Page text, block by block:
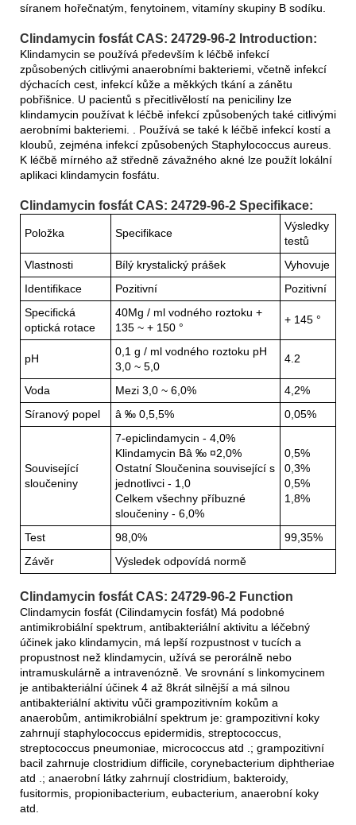
síranem hořečnatým, fenytoinem, vitamíny skupiny B sodíku.
Clindamycin fosfát CAS: 24729-96-2 Introduction:
Klindamycin se používá především k léčbě infekcí
způsobených citlivými anaerobními bakteriemi, včetně infekcí
dýchacích cest, infekcí kůže a měkkých tkání a zánětu
pobřišnice. U pacientů s přecitlivělostí na peniciliny lze
klindamycin používat k léčbě infekcí způsobených také citlivými
aerobními bakteriemi. . Používá se také k léčbě infekcí kostí a
kloubů, zejména infekcí způsobených Staphylococcus aureus.
K léčbě mírného až středně závažného akné lze použít lokální
aplikaci klindamycin fosfátu.
Clindamycin fosfát CAS: 24729-96-2 Specifikace:
Položka Specifikace
Výsledky
testů
Vlastnosti
Bílý krystalický prášek
Vyhovuje
Identifikace
Pozitivní
Pozitivní
Specifická
optická rotace
40Mg / ml vodného roztoku +
135 ~ + 150 °
+ 145 °
pH
0,1 g / ml vodného roztoku pH
3,0 ~ 5,0
4.2
Voda Mezi 3,0 ~ 6,0%
4,2%
Síranový popel
â ‰ 0,5,5% 0,05%
Související
sloučeniny
7-epiclindamycin - 4,0%
Klindamycin Bâ ‰ ¤2,0%
Ostatní Sloučenina související s
jednotlivci - 1,0
Celkem všechny příbuzné
sloučeniny - 6,0%
0,5%
0,3%
0,5%
1,8%
Test 98,0%
99,35%
Závěr
Výsledek odpovídá normě
Clindamycin fosfát CAS: 24729-96-2 Function
Clindamycin fosfát (Cilindamycin fosfát) Má podobné
antimikrobiální spektrum, antibakteriální aktivitu a léčebný
účinek jako klindamycin, má lepší rozpustnost v tucích a
propustnost než klindamycin, užívá se perorálně nebo
intramuskulárně a intravenózně. Ve srovnání s linkomycinem
je antibakteriální účinek 4 až 8krát silnější a má silnou
antibakteriální aktivitu vůči grampozitivním kokům a
anaerobům, antimikrobiální spektrum je: grampozitivní koky
zahrnují staphylococcus epidermidis, streptococcus,
streptococcus pneumoniae, micrococcus atd .; grampozitivní
bacil zahrnuje clostridium difficile, corynebacterium diphtheriae
atd .; anaerobní látky zahrnují clostridium, bakteroidy,
fusitormis, propionibacterium, eubacterium, anaerobní koky
atd.